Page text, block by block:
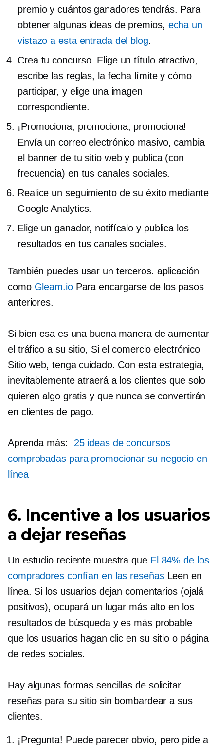
premio y cuántos ganadores tendrás. Para
obtener algunas ideas de premios, echa un
vistazo a esta entrada del blog.
Crea tu concurso. Elige un título atractivo,
escribe las reglas, la fecha límite y cómo
participar, y elige una imagen
correspondiente.
¡Promociona, promociona, promociona!
Envía un correo electrónico masivo, cambia
el banner de tu sitio web y publica (con
frecuencia) en tus canales sociales.
Realice un seguimiento de su éxito mediante
Google Analytics.
Elige un ganador, notifícalo y publica los
resultados en tus canales sociales.
También puedes usar un terceros. aplicación
como Gleam.ioPara encargarse de los pasos
anteriores.
Si bien esa es una buena manera de aumentar
el tráfico a su sitio, Si el comercio electrónico
Sitio web, tenga cuidado. Con esta estrategia,
inevitablemente atraerá a los clientes que solo
quieren algo gratis y que nunca se convertirán
en clientes de pago.
Aprenda más: 25 ideas de concursos
comprobadas para promocionar su negocio en
línea
6. Incentive a los usuarios
a dejar reseñas
Un estudio reciente muestra que El 84% de los
compradores confían en las reseñasLeen en
línea. Si los usuarios dejan comentarios (ojalá
positivos), ocupará un lugar más alto en los
resultados de búsqueda y es más probable
que los usuarios hagan clic en su sitio o página
de redes sociales.
Hay algunas formas sencillas de solicitar
reseñas para su sitio sin bombardear a sus
clientes.
¡Pregunta! Puede parecer obvio, pero pide a